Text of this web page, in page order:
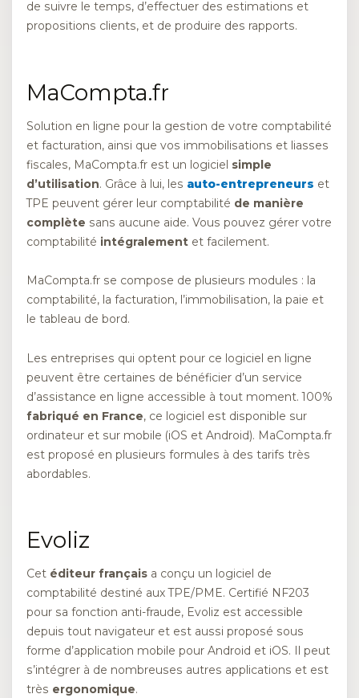
de suivre le temps, d’effectuer des estimations et
propositions clients, et de produire des rapports.
MaCompta.fr
Solution en ligne pour la gestion de votre comptabilité
et facturation, ainsi que vos immobilisations et liasses
fiscales, MaCompta.fr est un logiciel simple
d’utilisation. Grâce à lui, les auto-entrepreneurs et
TPE peuvent gérer leur comptabilité de manière
complète sans aucune aide. Vous pouvez gérer votre
comptabilité intégralement et facilement.
MaCompta.fr se compose de plusieurs modules : la
comptabilité, la facturation, l’immobilisation, la paie et
le tableau de bord.
Les entreprises qui optent pour ce logiciel en ligne
peuvent être certaines de bénéficier d’un service
d’assistance en ligne accessible à tout moment. 100%
fabriqué en France, ce logiciel est disponible sur
ordinateur et sur mobile (iOS et Android). MaCompta.fr
est proposé en plusieurs formules à des tarifs très
abordables.
Evoliz
Cet éditeur français a conçu un logiciel de
comptabilité destiné aux TPE/PME. Certifié NF203
pour sa fonction anti-fraude, Evoliz est accessible
depuis tout navigateur et est aussi proposé sous
forme d’application mobile pour Android et iOS. Il peut
s’intégrer à de nombreuses autres applications et est
très ergonomique.